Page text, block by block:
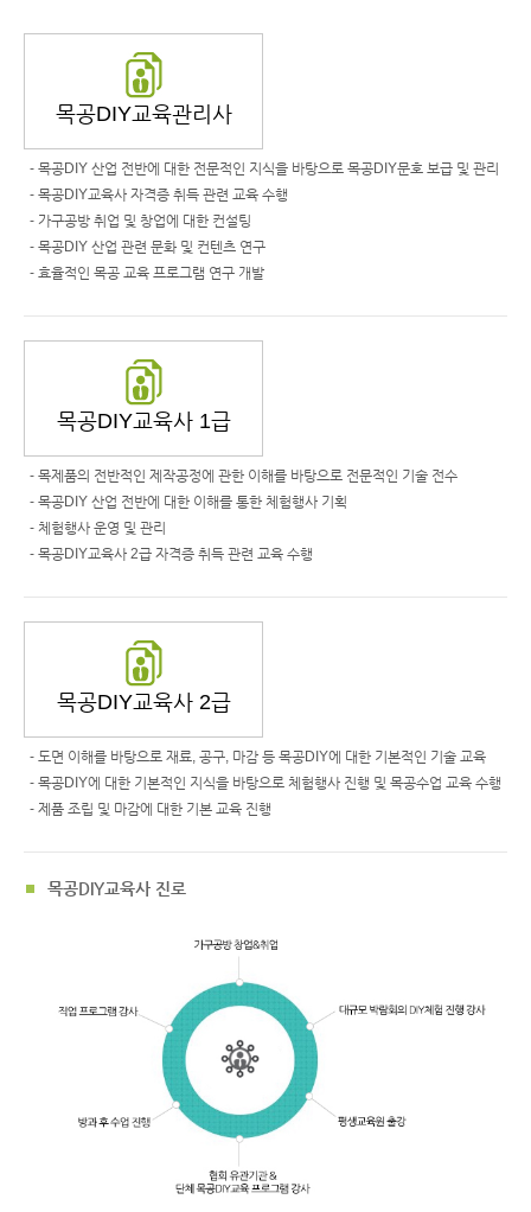
목공DIY교육관리사
- 목공DIY 산업 전반에 대한 전문적인 지식을 바탕으로 목공DIY문호 보급 및 관리
- 목공DIY교육사 자격증 취득 관련 교육 수행
- 가구공방 취업 및 창업에 대한 컨설팅
- 목공DIY 산업 관련 문화 및 컨텐츠 연구
- 효율적인 목공 교육 프로그램 연구 개발
목공DIY교육사 1급
- 목제품의 전반적인 제작공정에 관한 이해를 바탕으로 전문적인 기술 전수
- 목공DIY 산업 전반에 대한 이해를 통한 체험행사 기획
- 체험행사 운영 및 관리
- 목공DIY교육사 2급 자격증 취득 관련 교육 수행
목공DIY교육사 2급
- 도면 이해를 바탕으로 재료, 공구, 마감 등 목공DIY에 대한 기본적인 기술 교육
- 목공DIY에 대한 기본적인 지식을 바탕으로 체험행사 진행 및 목공수업 교육 수행
- 제품 조립 및 마감에 대한 기본 교육 진행
목공DIY교육사 진로